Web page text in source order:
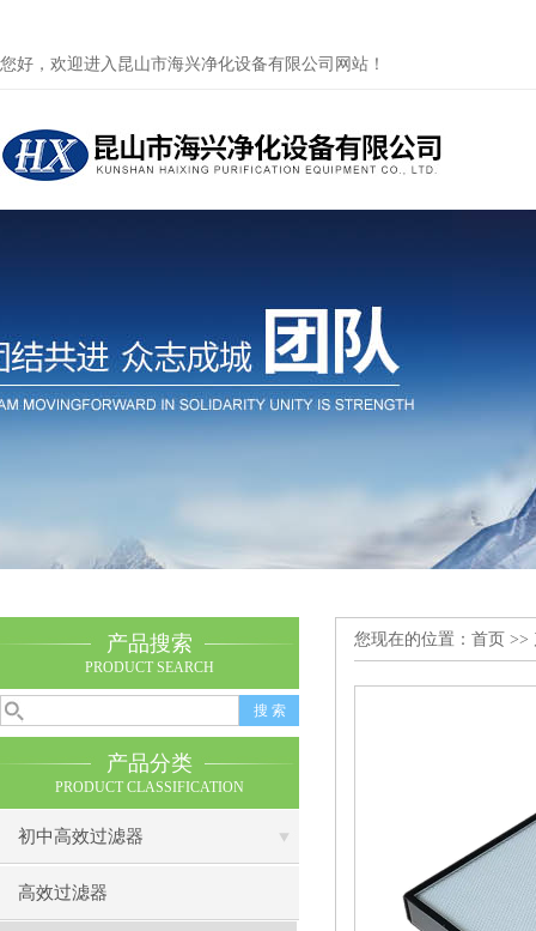
您好，欢迎进入昆山市海兴净化设备有限公司网站！
产品搜索
PRODUCT SEARCH
产品分类
PRODUCT CLASSIFICATION
初中高效过滤器
高效过滤器
您现在的位置： 首页 >>